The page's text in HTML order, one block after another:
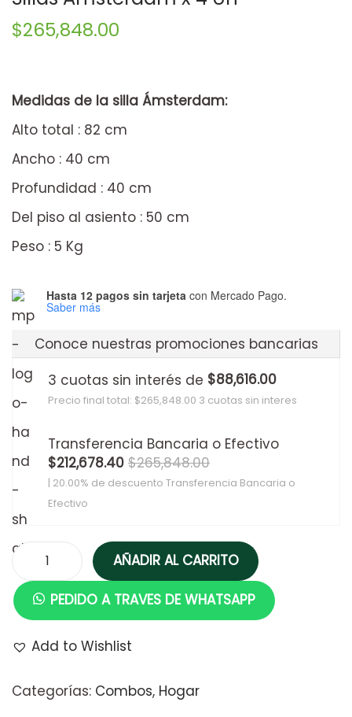
$265,848.00
Medidas de la silla Ámsterdam:
Alto total : 82 cm
Ancho : 40 cm
Profundidad : 40 cm
Del piso al asiento : 50 cm
Peso : 5 Kg
Hasta 12 pagos sin tarjeta con Mercado Pago.
Saber más
Conoce nuestras promociones bancarias
3 cuotas sin interés de $88,616.00
Precio final total: $265,848.00 3 cuotas sin interes
Transferencia Bancaria o Efectivo
$212,678.40 $265,848.00
| 20.00% de descuento Transferencia Bancaria o
Efectivo
AÑADIR AL CARRITO
PEDIDO A TRAVES DE WHATSAPP
Add to Wishlist
Categorías: Combos, Hogar